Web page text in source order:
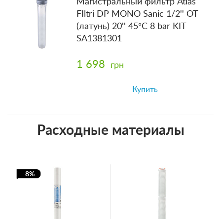
Магистральный фильтр Atlas
FIltri DP MONO Sanic 1/2'' OT
(латунь) 20'' 45°C 8 bar KIT
SA1381301
1 698 грн
Купить
Расходные материалы
-8%